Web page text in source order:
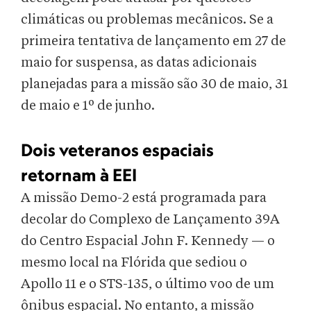
climáticas ou problemas mecânicos. Se a
primeira tentativa de lançamento em 27 de
maio for suspensa, as datas adicionais
planejadas para a missão são 30 de maio, 31
de maio e 1º de junho.
Dois veteranos espaciais
retornam à EEI
A missão Demo-2 está programada para
decolar do Complexo de Lançamento 39A
do Centro Espacial John F. Kennedy — o
mesmo local na Flórida que sediou o
Apollo 11 e o STS-135, o último voo de um
ônibus espacial. No entanto, a missão